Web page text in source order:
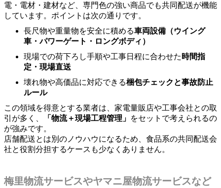
電・電材・建材など、専門色の強い商品でも共同配送が機能
しています。ポイントは次の通りです。
長尺物や重量物を安全に積める車両設備（ウイング
車・パワーゲート・ロングボディ）
現場での荷下ろし手順や工事日程に合わせた 時間指
定・現場直送
壊れ物や高価品に対応できる梱包チェックと事故防止
ルール
この領域を得意とする業者は、家電量販店や工事会社との取
引が多く、
「物流＋現場工程管理」 をセットで考えられるの
が強みです。
店舗配送とは別のノウハウになるため、食品系の共同配送会
社と役割分担するケースも少なくありません。
梅里物流サービスやヤマニ屋物流サービスなど